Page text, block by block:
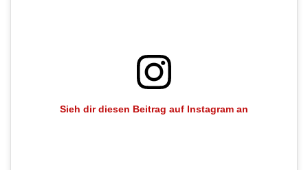
Sieh dir diesen Beitrag auf Instagram an